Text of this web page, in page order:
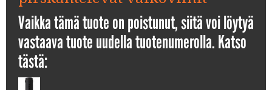
Vaikka tämä tuote on poistunut, siitä voi löytyä
vastaava tuote uudella tuotenumerolla. Katso
tästä: